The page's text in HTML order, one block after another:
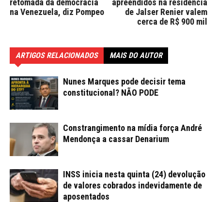
retomada da democracia
na Venezuela, diz Pompeo
apreendidos na residência
de Jalser Renier valem
cerca de R$ 900 mil
ARTIGOS RELACIONADOS MAIS DO AUTOR
Nunes Marques pode decisir tema
constitucional? NÃO PODE
Constrangimento na mídia força André
Mendonça a cassar Denarium
INSS inicia nesta quinta (24) devolução
de valores cobrados indevidamente de
aposentados